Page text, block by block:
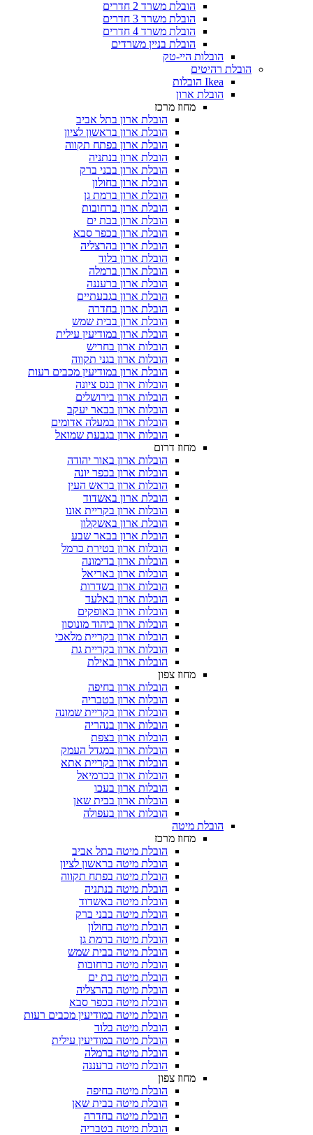
הובלת בניין משרדים
הובלת ארון בתל אביב
הובלת ארון בראשון לציון
הובלת ארון בפתח תקווה
הובלת ארון בנתניה
הובלת ארון בבני ברק
הובלת ארון בחולון
הובלת ארון ברמת גן
הובלת ארון ברחובות
הובלת ארון בבת ים
הובלת ארון בכפר סבא
הובלת ארון בהרצליה
הובלת ארון ברמלה
הובלת ארון ברעננה
הובלת ארון בגבעתיים
הובלת ארון בחדרה
הובלת ארון בבית שמש
הובלת ארון במודיעין עילית
הובלות ארון בחריש
הובלות ארון בגני תקווה
הובלת ארון במודיעין מכבים רעות
הובלות ארון בנס ציונה
הובלות ארון בירושלים
הובלות ארון בבאר יעקב
הובלות ארון במעלה אדומים
הובלות ארון בגבעת שמואל
הובלות ארון באור יהודה
הובלות ארון בכפר יונה
הובלות ארון בראש העין
הובלת ארון באשדוד
הובלות ארון בקריית אונו
הובלת ארון באשקלון
הובלת ארון בבאר שבע
הובלות ארון בטירת כרמל
הובלות ארון בדימונה
הובלות ארון באריאל
הובלות ארון בשדרות
הובלות ארון באלעד
הובלות ארון באופקים
הובלות ארון ביהוד מונוסון
הובלות ארון בקריית מלאכי
הובלות ארון בקריית גת
הובלות ארון באילת
הובלות ארון בחיפה
הובלות ארון בטבריה
הובלות ארון בקריית שמונה
הובלות ארון בנהריה
הובלות ארון בצפת
הובלות ארון במגדל העמק
הובלות ארון בקריית אתא
הובלות ארון בכרמיאל
הובלות ארון בבית שאן
הובלות ארון בעפולה
הובלת מיטה בתל אביב
הובלת מיטה בראשון לציון
הובלת מיטה בפתח תקווה
הובלת מיטה בנתניה
הובלת מיטה באשדוד
הובלת מיטה בבני ברק
הובלת מיטה בחולון
הובלת מיטה ברמת גן
הובלת מיטה בבית שמש
הובלת מיטה ברחובות
הובלת מיטה בת ים
הובלת מיטה בהרצליה
הובלת מיטה בכפר סבא
הובלת מיטה במודיעין מכבים רעות
הובלת מיטה במודיעין עילית
הובלת מיטה ברמלה
הובלת מיטה ברעננה
הובלת מיטה בחיפה
הובלת מיטה בבית שאן
הובלת מיטה בחדרה
הובלת מיטה בטבריה